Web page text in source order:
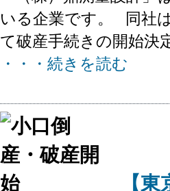
いる企業です。 同社
て破産手続きの開始決
・・・続きを読む
【